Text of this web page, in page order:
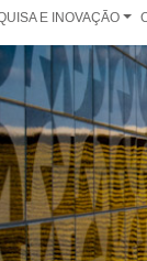
E INOVAÇÃO